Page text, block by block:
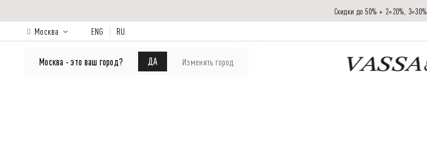
Скидки до 50% + 2=20%, 3=30%.
Москва
Москва - это ваш город? ДА Изменить город
ENG RU
КАТАЛОГ Лукбук О бренде